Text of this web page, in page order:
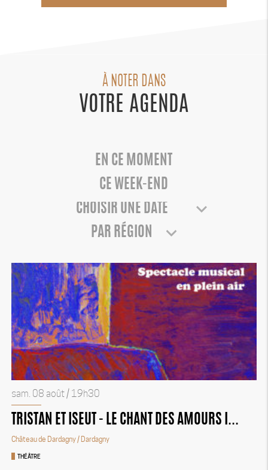
À NOTER DANS
VOTRE AGENDA
EN CE MOMENT
CE WEEK-END
PAR RÉGION
THÉÂTRE
sam. 08 août / 19h30
TRISTAN ET ISEUT - LE CHANT DES AMOURS I...
Château de Dardagny/ Dardagny